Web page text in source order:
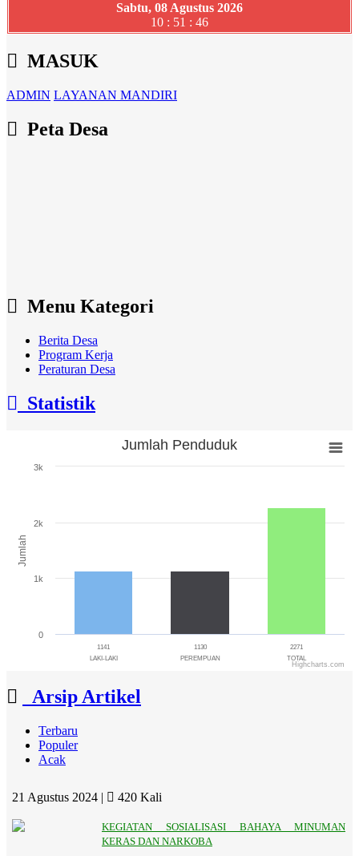
Sabtu, 08 Agustus 2026
10 : 51 : 46
MASUK
ADMIN LAYANAN MANDIRI
Peta Desa
Menu Kategori
Berita Desa
Program Kerja
Peraturan Desa
Statistik
The chart has 1 Y axis displaying Jumlah. Range: 0 to 3000.
Jumlah
Jumlah Penduduk
1141
LAKI-LAKI
1130
PEREMPUAN
2271
TOTAL
0
1k
2k
3k
Highcharts.com
Arsip Artikel
Terbaru
Populer
Acak
21 Agustus 2024 | 420 Kali
KEGIATAN SOSIALISASI BAHAYA MINUMAN
KERAS DAN NARKOBA